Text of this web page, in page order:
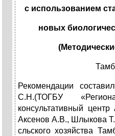
с использованием
новых
Рекомендации
С.Н.(ТОГБУ
консультативный
Аксенов А.В., Шлыкова
сльского хозяйства